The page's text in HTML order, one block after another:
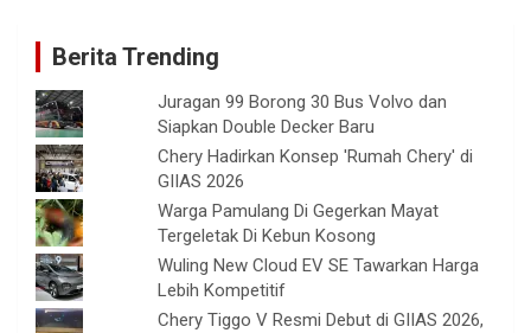
Berita Trending
Juragan 99 Borong 30 Bus Volvo dan
Siapkan Double Decker Baru
Chery Hadirkan Konsep 'Rumah Chery' di
GIIAS 2026
Warga Pamulang Di Gegerkan Mayat
Tergeletak Di Kebun Kosong
Wuling New Cloud EV SE Tawarkan Harga
Lebih Kompetitif
Chery Tiggo V Resmi Debut di GIIAS 2026,